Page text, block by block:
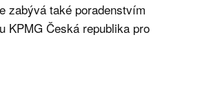
zabývá také poradenstvím
KPMG Česká republika pro